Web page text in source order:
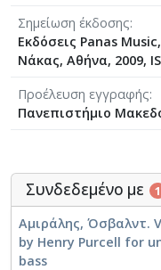
Σημείωση έκδοσης
Εκδόσεις Panas
Νάκας, Αθήνα, 2009,
Προέλευση εγγραφής
Πανεπιστήμιο
Συνδεδεμένο με 1
Αμιράλης, Όσβαλντ.
by Henry Purcell for
bass